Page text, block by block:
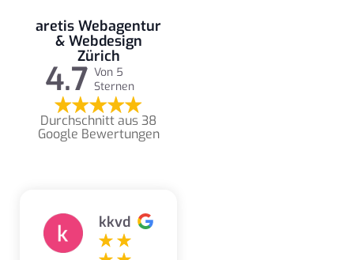
aretis Webagentur
& Webdesign
Zürich
4.7 Von 5
Sternen
Durchschnitt aus 38
Google Bewertungen
kkvd